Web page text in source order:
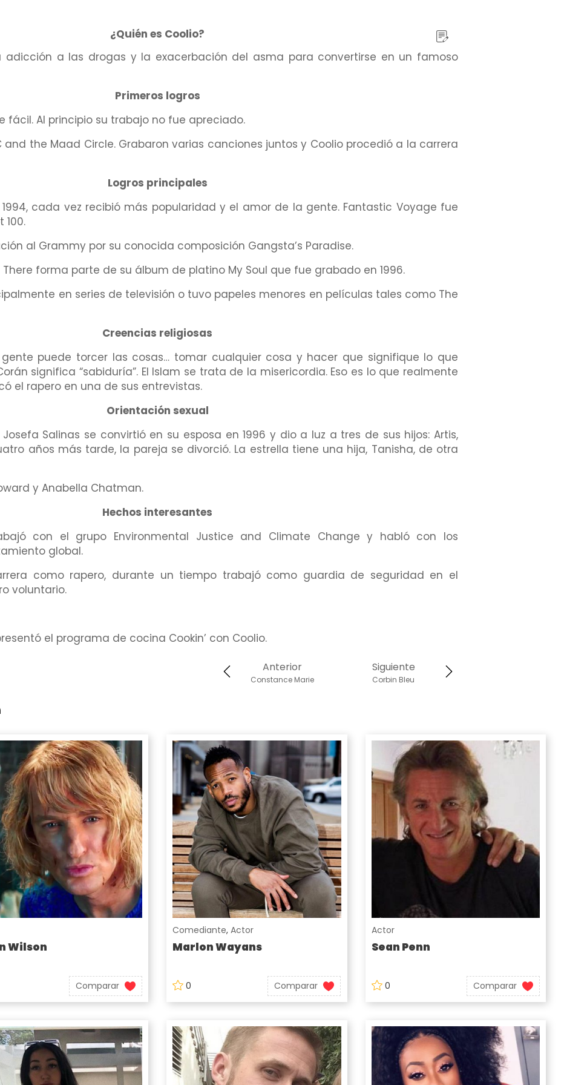
¿Quién es Coolio?
adicción a las drogas y la exacerbación del asma para convertirse en un famoso
Primeros logros
fácil. Al principio su trabajo no fue apreciado.
and the Maad Circle. Grabaron varias canciones juntos y Coolio procedió a la carrera
Logros principales
cada vez recibió más popularidad y el amor de la gente. Fantastic Voyage fue
100.
al Grammy por su conocida composición Gangsta’s Paradise.
There forma parte de su álbum de platino My Soul que fue grabado en 1996.
en series de televisión o tuvo papeles menores en películas tales como The
Creencias religiosas
gente puede torcer las cosas… tomar cualquier cosa y hacer que signifique lo que
significa “sabiduría”. El Islam se trata de la misericordia. Eso es lo que realmente
el rapero en una de sus entrevistas.
Orientación sexual
Salinas se convirtió en su esposa en 1996 y dio a luz a tres de sus hijos: Artis,
años más tarde, la pareja se divorció. La estrella tiene una hija, Tanisha, de otra
y Anabella Chatman.
Hechos interesantes
con el grupo Environmental Justice and Climate Change y habló con los
global.
como rapero, durante un tiempo trabajó como guardia de seguridad en el
voluntario.
el programa de cocina Cookin’ con Coolio.
Siguiente
Corbin Bleu
Anterior
Constance Marie
Wilson
Comparar
Comediante, Actor
Marlon Wayans
0 Comparar
Actor
Sean Penn
0 Comparar